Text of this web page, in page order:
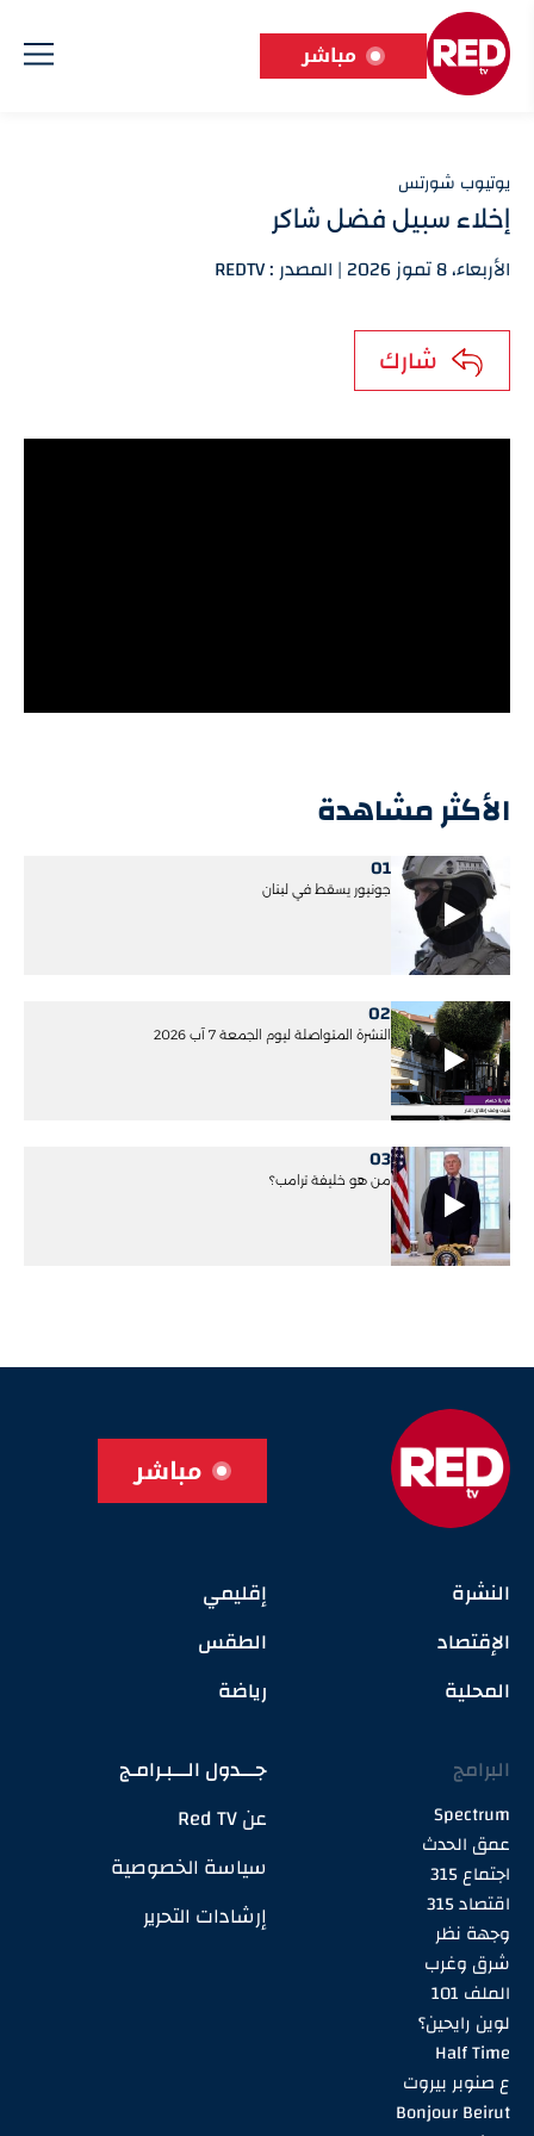
مباشر
يوتيوب شورتس
إخلاء سبيل فضل شاكر
الأربعاء، 8 تموز 2026 | المصدر : REDTV
شارك
الأكثر مشاهدة
01
جونيور يسقط في لبنان
02
النشرة المتواصلة ليوم الجمعة 7 آب 2026
03
من هو خليفة ترامب؟
مباشر
النشرة
الإقتصاد
المحلية
إقليمي
الطقس
رياضة
البرامج
Spectrum
عمق الحدث
اجتماع 315
اقتصاد 315
وجهة نظر
شرق وغرب
الملف 101
لوين رايحين؟
Half Time
ع صنوبر بيروت
Bonjour Beirut
جـــدول الـــبـرامـج
عن Red TV
سياسة الخصوصية
إرشادات التحرير